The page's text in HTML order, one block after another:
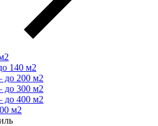
140 м2
до 200 м2
до 300 м2
до 400 м2
м2